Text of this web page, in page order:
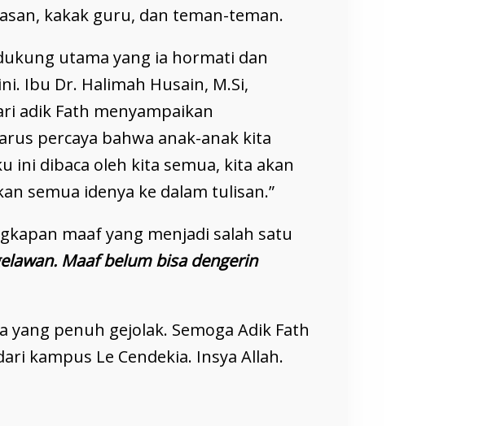
kakak guru, dan teman-teman.
utama yang ia hormati dan
Ibu Dr. Halimah Husain, M.Si,
adik Fath menyampaikan
percaya bahwa anak-anak kita
ini dibaca oleh kita semua, kita akan
semua idenya ke dalam tulisan.”
maaf yang menjadi salah satu
Maaf belum bisa dengerin
penuh gejolak. Semoga Adik Fath
kampus Le Cendekia. Insya Allah.